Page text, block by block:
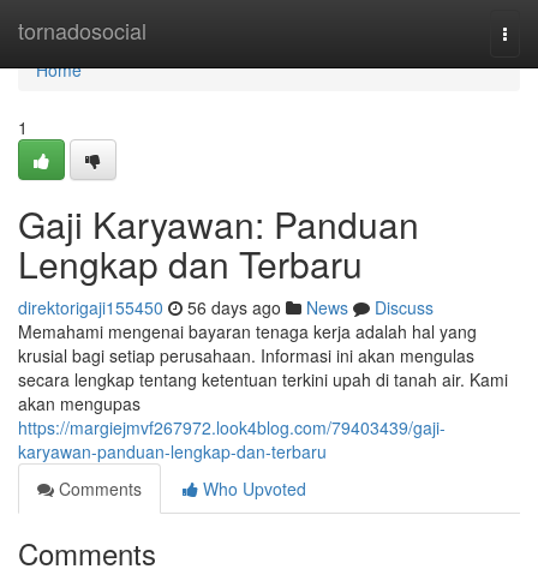
tornadosocial
Home
Home
1
Gaji Karyawan: Panduan
Lengkap dan Terbaru
direktorigaji155450 56 days ago News
Discuss
Memahami mengenai bayaran tenaga kerja adalah hal yang
krusial bagi setiap perusahaan. Informasi ini akan mengulas
secara lengkap tentang ketentuan terkini upah di tanah air. Kami
akan mengupas
https://margiejmvf267972.look4blog.com/79403439/gaji-
karyawan-panduan-lengkap-dan-terbaru
Comments
Who Upvoted
Comments